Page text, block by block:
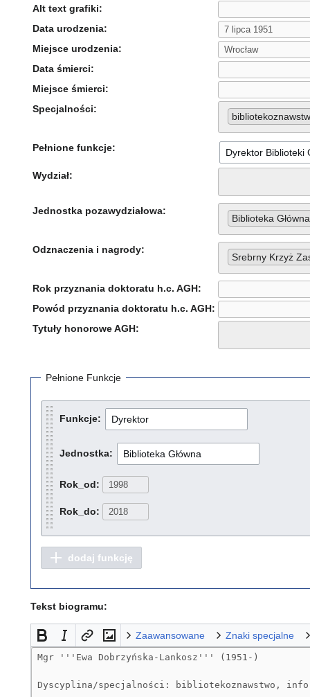
Alt text grafiki:
Data urodzenia:
Miejsce urodzenia:
Data śmierci:
Miejsce śmierci:
Specjalności:
Pełnione funkcje:
Wydział:
Jednostka pozawydziałowa:
Biblioteka Główna
Odznaczenia i nagrody:
Srebrny Krzyż
Rok przyznania doktoratu h.c. AGH:
Powód przyznania doktoratu h.c. AGH:
Tytuły honorowe AGH:
Pełnione Funkcje
Funkcje:
Jednostka:
Rok_od:
Rok_do:
dodaj funkcję
Tekst biogramu:
Zaawansowane Znaki specjalne